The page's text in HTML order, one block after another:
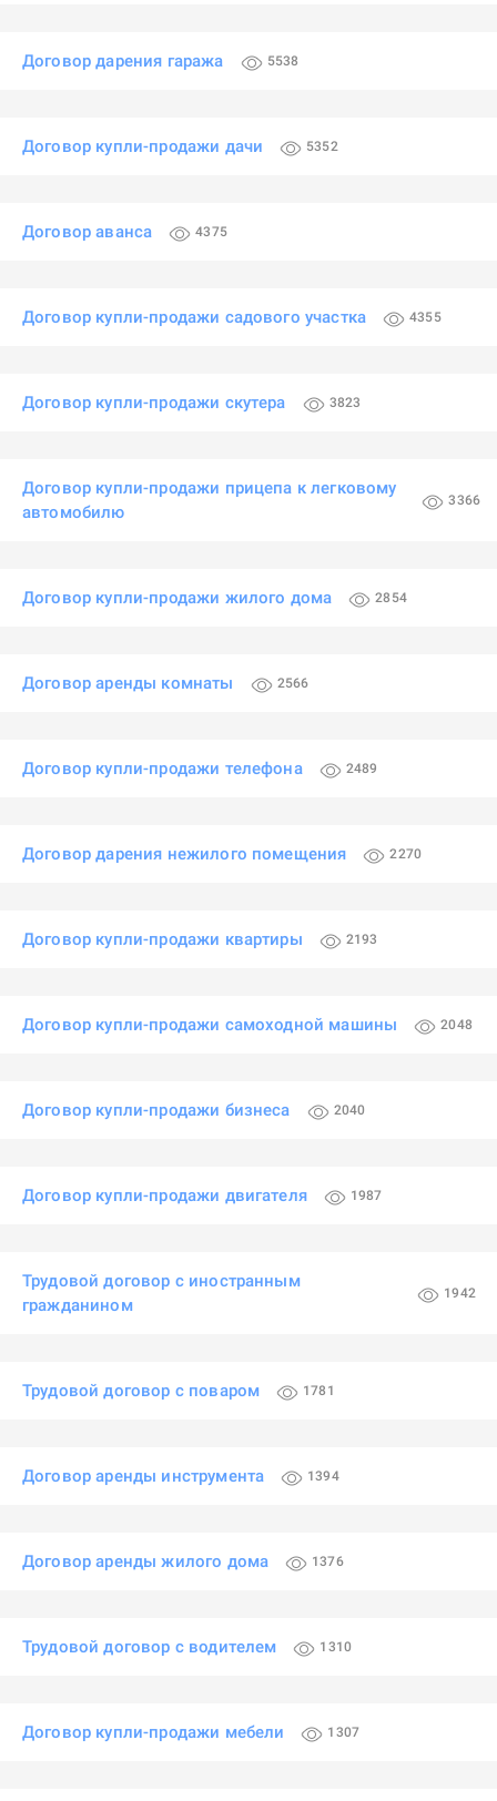
Договор дарения гаража 5538
Договор купли-продажи дачи 5352
Договор аванса 4375
Договор купли-продажи садового участка 4355
Договор купли-продажи скутера 3823
Договор купли-продажи прицепа к легковому
автомобилю
3366
Договор купли-продажи жилого дома 2854
Договор аренды комнаты 2566
Договор купли-продажи телефона 2489
Договор дарения нежилого помещения 2270
Договор купли-продажи квартиры 2193
Договор купли-продажи самоходной машины 2048
Договор купли-продажи бизнеса 2040
Договор купли-продажи двигателя 1987
Трудовой договор с иностранным
гражданином
1942
Трудовой договор с поваром 1781
Договор аренды инструмента 1394
Договор аренды жилого дома 1376
Трудовой договор с водителем 1310
Договор купли-продажи мебели 1307